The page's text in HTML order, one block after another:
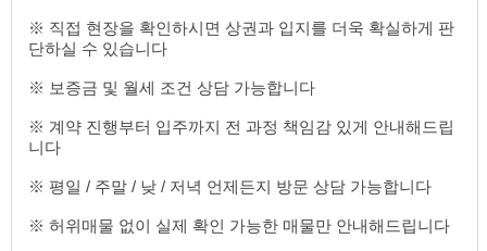
※ 직접 현장을 확인하시면 상권과 입지를 더욱 확실하게 판
단하실 수 있습니다
※ 보증금 및 월세 조건 상담 가능합니다
※ 계약 진행부터 입주까지 전 과정 책임감 있게 안내해드립
니다
※ 평일 / 주말 / 낮 / 저녁 언제든지 방문 상담 가능합니다
※ 허위매물 없이 실제 확인 가능한 매물만 안내해드립니다